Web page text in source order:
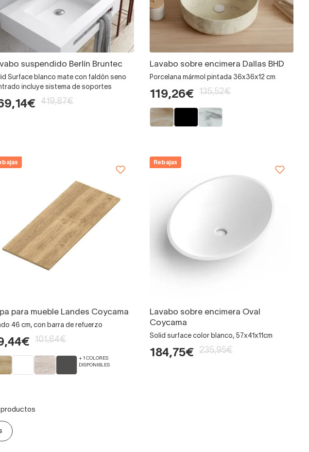
suspendido Berlín Bruntec
Surface blanco mate con faldón seno
incluye sistema de soportes
419,87€
Lavabo sobre encimera Dallas BHD
Porcelana mármol pintada 36x36x12 cm
119,26€ 135,52€
para mueble Landes Coycama
46 cm, con barra de refuerzo
101,64€
+ 1 COLORES
DISPONIBLES
Rebajas
Lavabo sobre encimera Oval
Coycama
Solid surface color blanco, 57x41x11cm
184,75€ 235,95€
productos